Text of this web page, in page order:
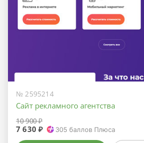
№ 2595214
Сайт рекламного агентства
10 900 ₽
7 630 ₽ 305 баллов Плюса